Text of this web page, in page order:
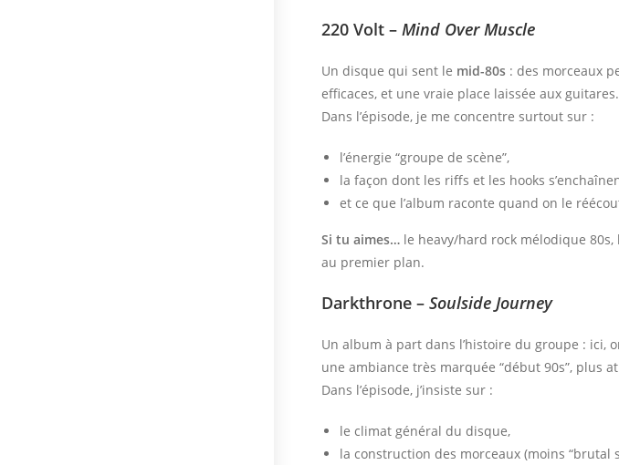
220 Volt – Mind Over Muscle
Un disque qui sent le mid-80s : des morceaux
efficaces, et une vraie place laissée aux guitares.
Dans l’épisode, je me concentre surtout sur :
l’énergie “groupe de scène”,
la façon dont les riffs et les hooks
et ce que l’album raconte quand on le
Si tu aimes… le heavy/hard rock mélodique
au premier plan.
Darkthrone –Soulside Journey
Un album à part dans l’histoire du groupe : ici,
une ambiance très marquée “début 90s”, plus
Dans l’épisode, j’insiste sur :
le climat général du disque,
la construction des morceaux (moins “brutal